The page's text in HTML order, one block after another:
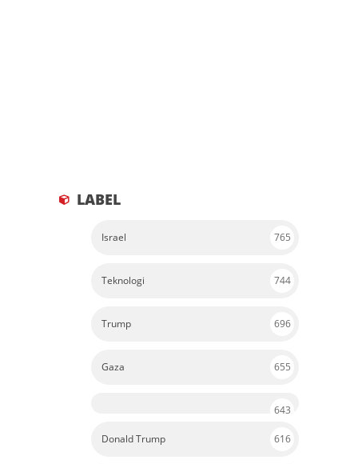
LABEL
Israel 765
Teknologi 744
Trump 696
Gaza 655
643
Donald Trump 616